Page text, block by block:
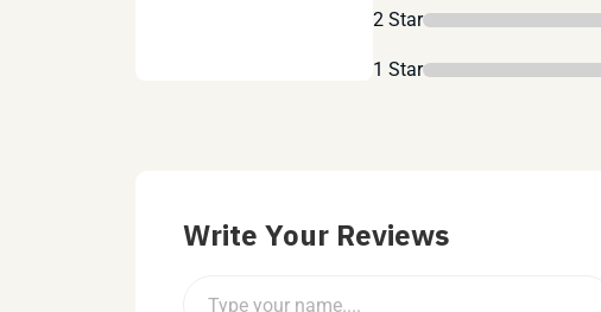
2 Star
1 Star
Write Your Reviews